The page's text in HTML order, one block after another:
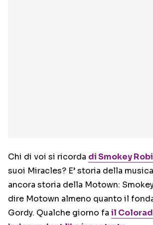
Chi di voi si ricorda diSmokey
suoi Miracles? E’ storia della
ancora storia della Motown:
dire Motown almeno quanto il
Gordy. Qualche giorno fa il